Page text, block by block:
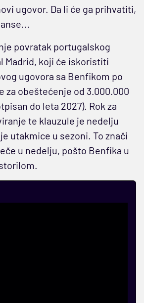
ugovor. Da li će ga prihvatiti,
povratak portugalskog
Madrid, koji će iskoristiti
ugovora sa Benfikom po
za obeštećenje od 3.000.000
do leta 2027). Rok za
te klauzule je nedelju
utakmice u sezoni. To znači
u nedelju, pošto Benfika u